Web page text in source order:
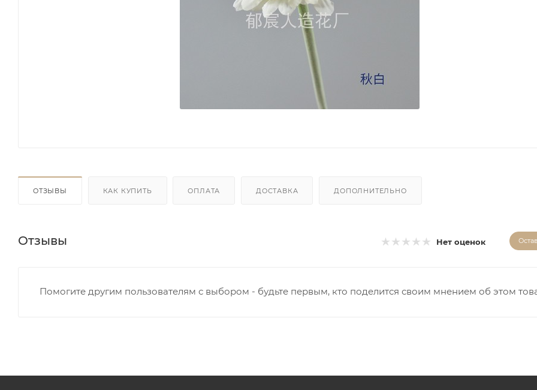
ОТЗЫВЫ КАК КУПИТЬ ОПЛАТА ДОСТАВКА ДОПОЛНИТЕЛЬНО
Отзывы Нет оценок
Помогите другим пользователям с выбором - будьте первым, кто поделится своим мнением об этом